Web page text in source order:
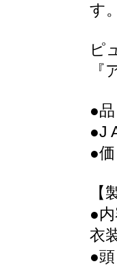
す。
ピ
●
●J
●
【
●
衣
●